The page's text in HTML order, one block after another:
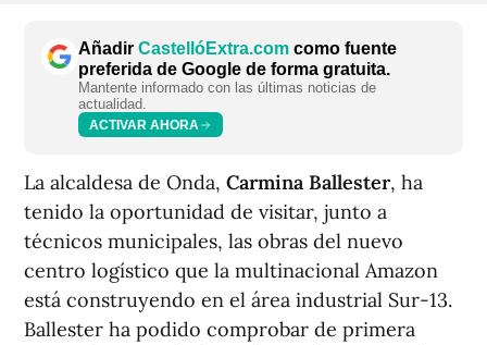
Añadir CastellóExtra.com como fuente
preferida de Google de forma gratuita.
Mantente informado con las últimas noticias de
actualidad.
ACTIVAR AHORA
La alcaldesa de Onda, Carmina Ballester, ha
tenido la oportunidad de visitar, junto a
técnicos municipales, las obras del nuevo
centro logístico que la multinacional Amazon
está construyendo en el área industrial Sur-13.
Ballester ha podido comprobar de primera